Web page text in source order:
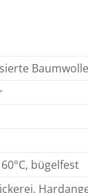
Baumwolle
bügelfest